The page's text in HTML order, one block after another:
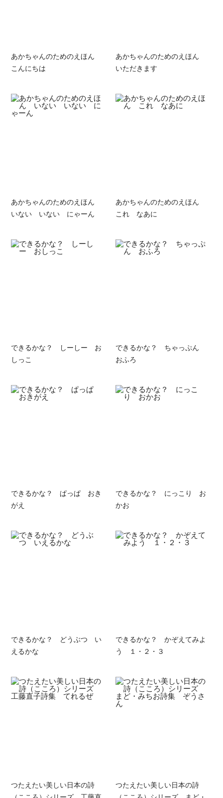
あかちゃんのためのえほん
こんにちは
あかちゃんのためのえほん
いただきます
あかちゃんのためのえほん
いない いない にゃーん
あかちゃんのためのえほん
これ なあに
できるかな？ しーしー お
しっこ
できるかな？ ちゃっぷん
おふろ
できるかな？ ぱっぱ おき
がえ
できるかな？ にっこり お
かお
できるかな？ どうぶつ い
えるかな
できるかな？ かぞえてみよ
う １・２・３
つたえたい美しい日本の詩
つたえたい美しい日本の詩